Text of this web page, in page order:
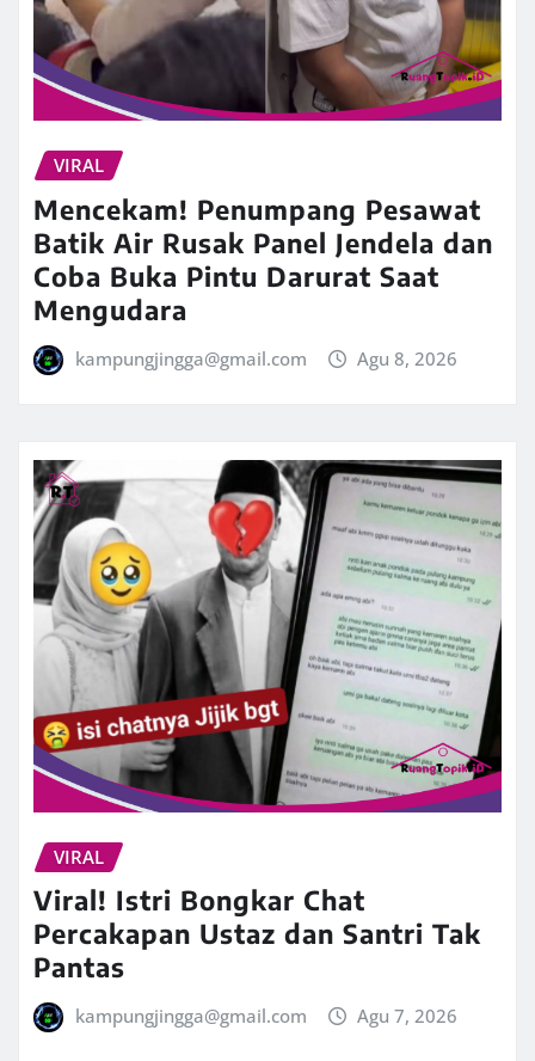
VIRAL
Mencekam! Penumpang Pesawat
Batik Air Rusak Panel Jendela dan
Coba Buka Pintu Darurat Saat
Mengudara
kampungjingga@gmail.com Agu 8, 2026
VIRAL
Viral! Istri Bongkar Chat
Percakapan Ustaz dan Santri Tak
Pantas
kampungjingga@gmail.com Agu 7, 2026